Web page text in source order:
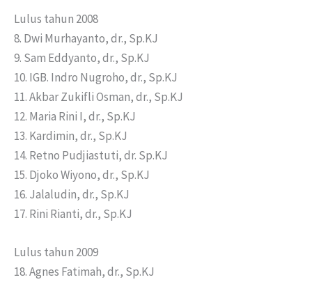
Lulus tahun 2008
8. Dwi Murhayanto, dr., Sp.KJ
9. Sam Eddyanto, dr., Sp.KJ
10. IGB. Indro Nugroho, dr., Sp.KJ
11. Akbar Zukifli Osman, dr., Sp.KJ
12. Maria Rini I, dr., Sp.KJ
13. Kardimin, dr., Sp.KJ
14. Retno Pudjiastuti, dr. Sp.KJ
15. Djoko Wiyono, dr., Sp.KJ
16. Jalaludin, dr., Sp.KJ
17. Rini Rianti, dr., Sp.KJ
Lulus tahun 2009
18. Agnes Fatimah, dr., Sp.KJ